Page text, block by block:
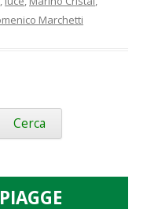
Marchetti